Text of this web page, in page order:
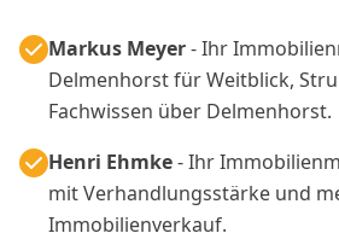
Markus Meyer- Ihr
Delmenhorst für Weitblick,
Fachwissen über Delmenhorst.
Henri Ehmke- Ihr
mit Verhandlungsstärke und
Immobilienverkauf.